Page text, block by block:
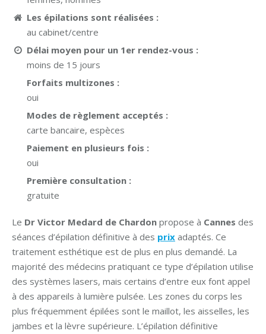
Les épilations sont réalisées :
au cabinet/centre
Délai moyen pour un 1er rendez-vous :
moins de 15 jours
Forfaits multizones :
oui
Modes de règlement acceptés :
carte bancaire, espèces
Paiement en plusieurs fois :
oui
Première consultation :
gratuite
Le Dr Victor Medard de Chardon propose à Cannes des
séances d’épilation définitive à des prix adaptés. Ce
traitement esthétique est de plus en plus demandé. La
majorité des médecins pratiquant ce type d’épilation utilise
des systèmes lasers, mais certains d’entre eux font appel
à des appareils à lumière pulsée. Les zones du corps les
plus fréquemment épilées sont le maillot, les aisselles, les
jambes et la lèvre supérieure. L’épilation définitive